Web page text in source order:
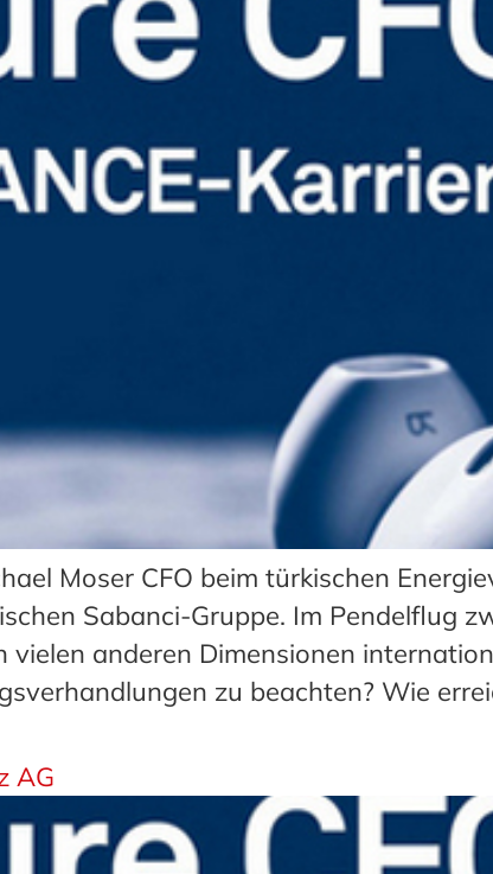
Moser CFO beim türkischen
Sabanci-Gruppe. Im Pendelflug
vielen anderen Dimensionen
zu beachten? Wie
AG